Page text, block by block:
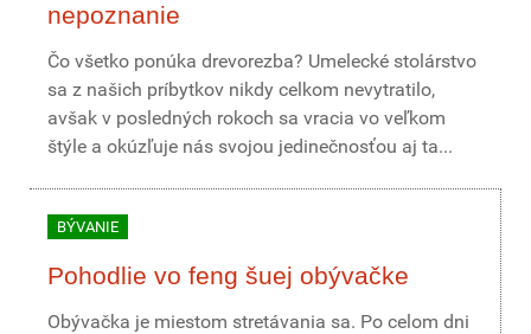
nepoznanie
Čo všetko ponúka drevorezba? Umelecké stolárstvo
sa z našich príbytkov nikdy celkom nevytratilo,
avšak v posledných rokoch sa vracia vo veľkom
štýle a okúzľuje nás svojou jedinečnosťou aj ta...
BÝVANIE
Pohodlie vo feng šuej obývačke
Obývačka je miestom stretávania sa. Po celom dni